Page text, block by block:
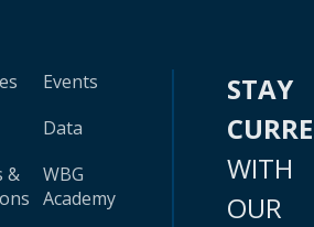
&
Events
Data
WBG
Academy
STAY
WITH
OUR